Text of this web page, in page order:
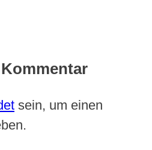
sein, um einen